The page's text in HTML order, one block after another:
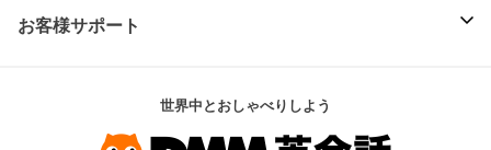
お客様サポート
世界中とおしゃべりしよう